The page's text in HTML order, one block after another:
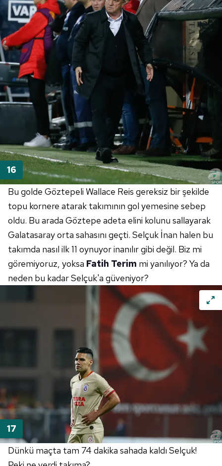
Bu golde Göztepeli Wallace Reis gereksiz bir şekilde
topu kornere atarak takımının gol yemesine sebep
oldu. Bu arada Göztepe adeta elini kolunu sallayarak
Galatasaray orta sahasını geçti. Selçuk İnan halen bu
takımda nasıl ilk 11 oynuyor inanılır gibi değil. Biz mi
göremiyoruz, yoksa Fatih Terim mi yanılıyor? Ya da
neden bu kadar Selçuk'a güveniyor?
Dünkü maçta tam 74 dakika sahada kaldı Selçuk!